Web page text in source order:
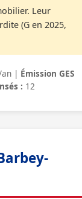
Leur
(G en 2025,
an | Émission GES
: 12